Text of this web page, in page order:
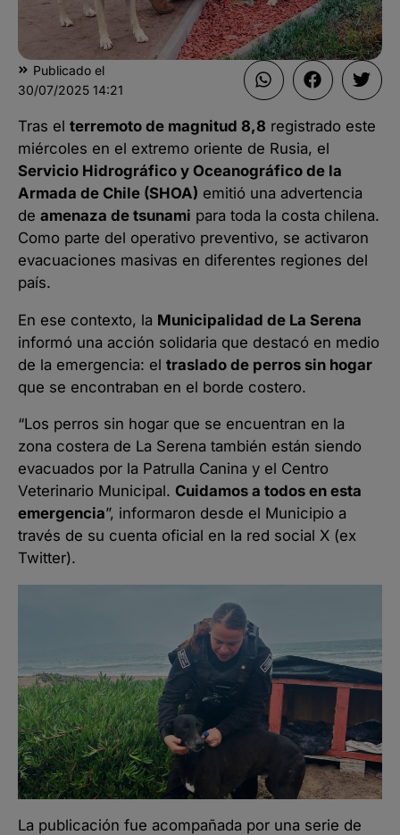
Publicado el
30/07/2025 14:21
Tras el terremoto de magnitud 8,8 registrado este
miércoles en el extremo oriente de Rusia, el
Servicio Hidrográfico y Oceanográfico de la
Armada de Chile (SHOA) emitió una advertencia
de amenaza de tsunami para toda la costa chilena.
Como parte del operativo preventivo, se activaron
evacuaciones masivas en diferentes regiones del
país.
En ese contexto, la Municipalidad de La Serena
informó una acción solidaria que destacó en medio
de la emergencia: el traslado de perros sin hogar
que se encontraban en el borde costero.
“Los perros sin hogar que se encuentran en la
zona costera de La Serena también están siendo
evacuados por la Patrulla Canina y el Centro
Veterinario Municipal. Cuidamos a todos en esta
emergencia”, informaron desde el Municipio a
través de su cuenta oficial en la red social X (ex
Twitter).
La publicación fue acompañada por una serie de